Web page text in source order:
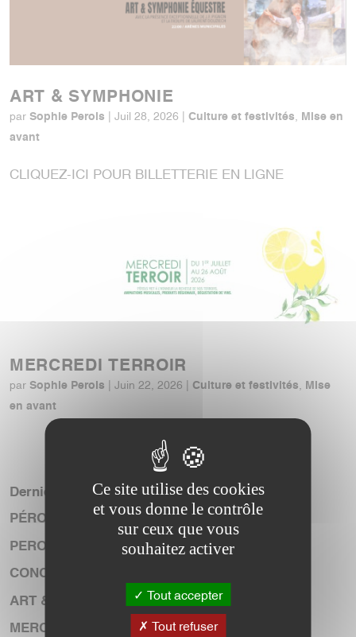
ART & SYMPHONIE
par Sophie Perols Juil 28, 2026 Culture et festivités
Mise en
avant
CLIQUEZ-ICI POUR BILLETTERIE EN LIGNE
MERCREDI TERROIR
par Sophie Perols Juin 22, 2026 Culture et festivités
Mise
en avant
« Entrées précédentes
Derniers Articles ajoutés
PÉROLS DU RIRE
PEROLS DU RIRE
CONCERT
ART & SYMPHONIE
MERCREDI TERROIR
Ce site utilise des cookies
et vous donne le contrôle
sur ceux que vous
souhaitez activer
Tout accepter
Tout refuser